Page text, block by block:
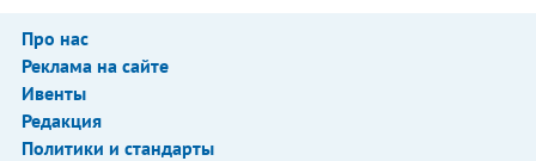
Про нас
Реклама на сайте
Ивенты
Редакция
Политики и стандарты